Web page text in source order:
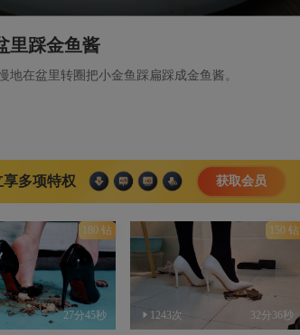
里踩金鱼酱
地在盆里转圈把小金鱼踩扁踩成金鱼酱。
享多项特权 获取会员
180 钻
27分45秒
150 钻
1243次 32分36秒